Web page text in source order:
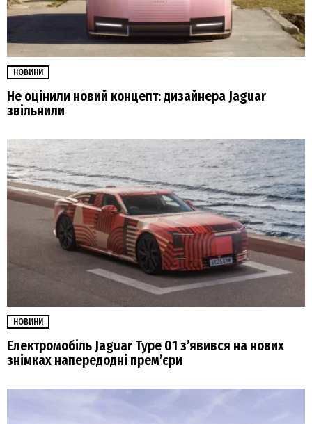
НОВИНИ
Не оцінили новий концепт: дизайнера Jaguar
звільнили
НОВИНИ
Електромобіль Jaguar Type 01 з’явився на нових
знімках напередодні прем’єри